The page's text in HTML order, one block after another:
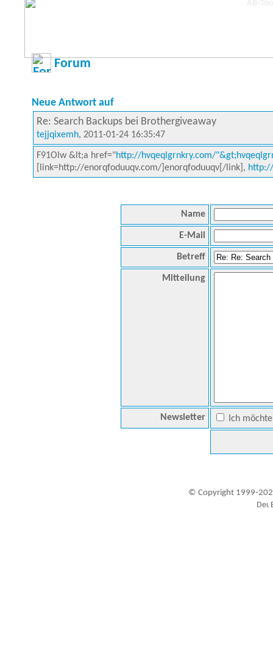
Forum
Neue Antwort auf
Re: Search Backups bei Brothergiveaway
tejjqixemh, 2011-01-24 16:35:47
F91Olw &lt;a href="http://hvqeqlgrnkry.com/
[link=http://enorqfoduuqv.com/]enorqfoduuqv[/link],
Name
E-Mail
Betreff
Mitteilung
Newsletter Ich
© Copyright 1999-